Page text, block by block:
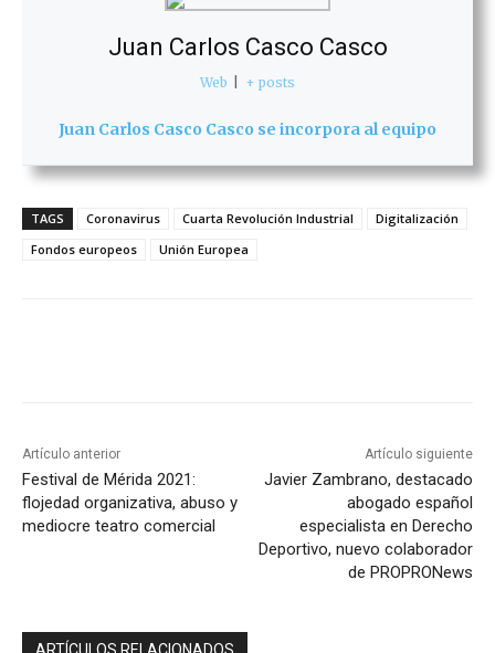
Juan Carlos Casco Casco
Web + posts
Juan Carlos Casco Casco se incorpora al equipo
TAGS Coronavirus Cuarta Revolución Industrial
Digitalización
Fondos europeos
Unión Europea
Artículo anterior
Festival de Mérida 2021:
flojedad organizativa, abuso y
mediocre teatro comercial
Artículo siguiente
Javier Zambrano, destacado
abogado español
especialista en Derecho
Deportivo, nuevo colaborador
de PROPRONews